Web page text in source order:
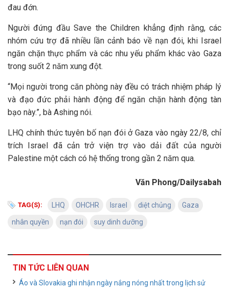
đau đớn.
Người đứng đầu Save the Children khẳng định rằng, các
nhóm cứu trợ đã nhiều lần cảnh báo về nạn đói, khi Israel
ngăn chặn thực phẩm và các nhu yếu phẩm khác vào Gaza
trong suốt 2 năm xung đột.
“Mọi người trong căn phòng này đều có trách nhiệm pháp lý
và đạo đức phải hành động để ngăn chặn hành động tàn
bạo này.”, bà Ashing nói.
LHQ chính thức tuyên bố nạn đói ở Gaza vào ngày 22/8, chỉ
trích Israel đã cản trở viện trợ vào dải đất của người
Palestine một cách có hệ thống trong gần 2 năm qua.
Văn Phong/Dailysabah
TAG(S): LHQ OHCHR Israel diệt chủng Gaza
nhân quyền nạn đói suy dinh dưỡng
TIN TỨC LIÊN QUAN
Áo và Slovakia ghi nhận ngày nắng nóng nhất trong lịch sử